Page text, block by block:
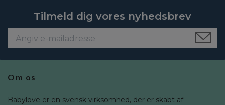
Tilmeld dig vores nyhedsbrev
Om os
Babylove er en svensk virksomhed, der er skabt af